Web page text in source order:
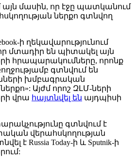
մասին, որ էջը պատկանում
ներքո գտնվող
ի ղեկավարությունում
մտադիր են պիտակել այն
հրապարակումները, որոնք
գտնվում են
խմբագրական
Այժմ որոշ ԶԼՄ-ների
վրա հայտնվել են այդպիսի
գտնվում է
վերահսկողության
է Russia Today-ի և Sputnik-ի